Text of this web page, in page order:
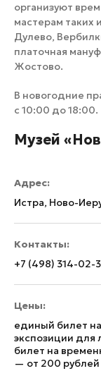
организуют
мастерам таких
Дулево,
платочная
Жостово.
В новогодние
с 10:00 до 18:00.
Музей
Адрес:
Истра, Ново-
Контакты:
+7 (498) 314-02-
Цены:
единый билет
экспозиции для
билет на
— от 200 рублей